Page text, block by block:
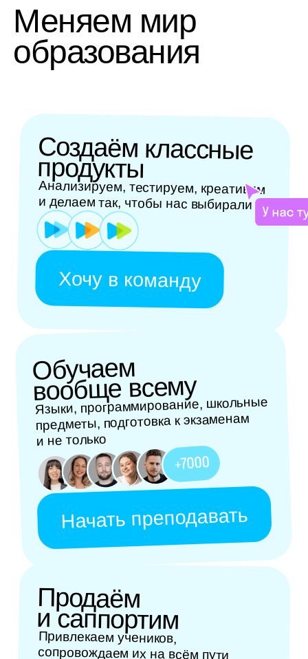
Анализируем, тестируем, креативим
и делаем так, чтобы нас выбирали
Обучаем
вообще всему
Языки, программирование, школьные
предметы, подготовка к экзаменам
и не только
Начать преподавать
Продаём
и саппортим
Привлекаем учеников,
сопровождаем их на всём пути
и делаем наш сервис лучше
Мне сюда
Влюбляем
в учёбу
взрослых и детей